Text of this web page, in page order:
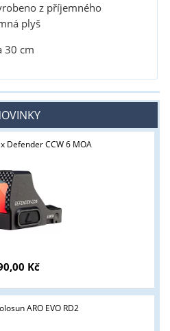
z příjemného
plyš
30 cm
Defender CCW 6 MOA
Kč
ARO EVO RD2